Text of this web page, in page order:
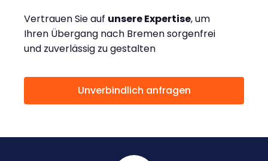
Vertrauen Sie auf unsere Expertise, um
Ihren Übergang nach Bremen sorgenfrei
und zuverlässig zu gestalten
Unverbindlich anfragen